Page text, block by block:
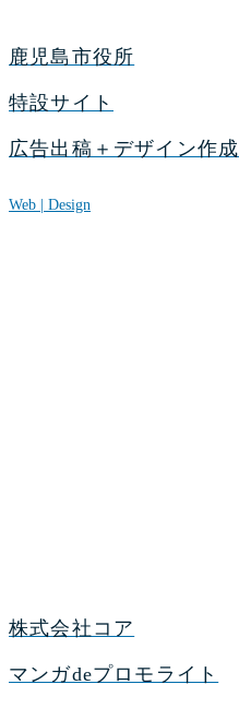
鹿児島市役所
特設サイト
広告出稿＋デザイン作成
Web | Design
株式会社コア
マンガdeプロモライト